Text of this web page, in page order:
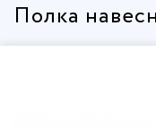
Полка